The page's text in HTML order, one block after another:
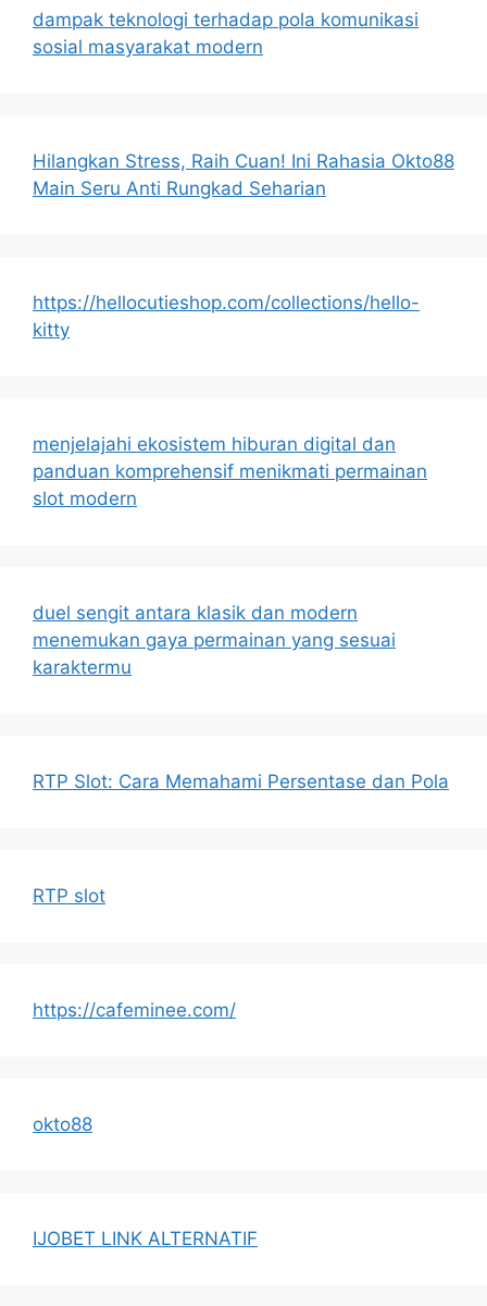
dampak teknologi terhadap pola komunikasi
sosial masyarakat modern
Hilangkan Stress, Raih Cuan! Ini Rahasia Okto88
Main Seru Anti Rungkad Seharian
https://hellocutieshop.com/collections/hello-
kitty
menjelajahi ekosistem hiburan digital dan
panduan komprehensif menikmati permainan
slot modern
duel sengit antara klasik dan modern
menemukan gaya permainan yang sesuai
karaktermu
RTP Slot: Cara Memahami Persentase dan Pola
RTP slot
https://cafeminee.com/
okto88
IJOBET LINK ALTERNATIF